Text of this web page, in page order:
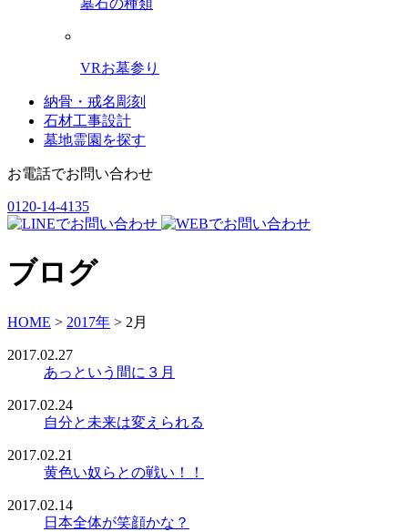
墓石の種類
VRお墓参り
納骨・戒名彫刻
石材工事設計
墓地霊園を探す
お電話でお問い合わせ
0120-14-4135
ブログ
HOME > 2017年 > 2月
2017.02.27
あっという間に３月
2017.02.24
自分と未来は変えられる
2017.02.21
黄色い奴らとの戦い！！
2017.02.14
日本全体が笑顔かな？